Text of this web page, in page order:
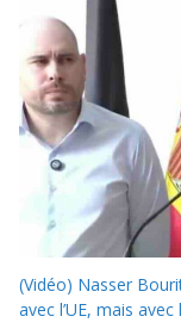
(Vidéo) Nasser
avec l’UE, mais avec